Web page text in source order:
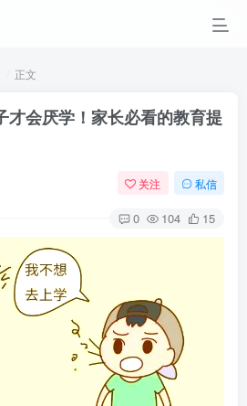
正文
才会厌学！家长必看的教育提
关注 私信
0 104 15